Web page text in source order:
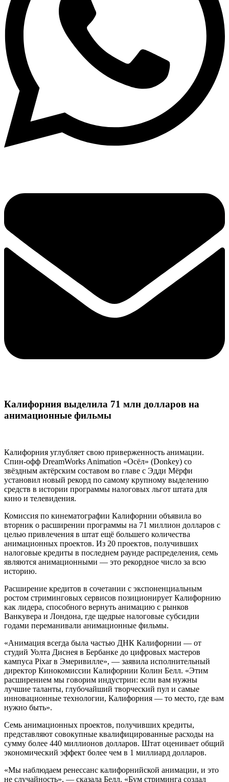
Калифорния выделила 71 млн долларов на
анимационные фильмы
Калифорния углубляет свою приверженность анимации.
Спин-офф DreamWorks Animation «Осёл» (Donkey) со
звёздным актёрским составом во главе с Эдди Мёрфи
установил новый рекорд по самому крупному выделению
средств в истории программы налоговых льгот штата для
кино и телевидения.
Комиссия по кинематографии Калифорнии объявила во
вторник о расширении программы на 71 миллион долларов с
целью привлечения в штат ещё большего количества
анимационных проектов. Из 20 проектов, получивших
налоговые кредиты в последнем раунде распределения, семь
являются анимационными — это рекордное число за всю
историю.
Расширение кредитов в сочетании с экспоненциальным
ростом стриминговых сервисов позиционирует Калифорнию
как лидера, способного вернуть анимацию с рынков
Ванкувера и Лондона, где щедрые налоговые субсидии
годами переманивали анимационные фильмы.
«Анимация всегда была частью ДНК Калифорнии — от
студий Уолта Диснея в Бербанке до цифровых мастеров
кампуса Pixar в Эмеривилле», — заявила исполнительный
директор Кинокомиссии Калифорнии Колин Белл. «Этим
расширением мы говорим индустрии: если вам нужны
лучшие таланты, глубочайший творческий пул и самые
инновационные технологии, Калифорния — то место, где вам
нужно быть».
Семь анимационных проектов, получивших кредиты,
представляют совокупные квалифицированные расходы на
сумму более 440 миллионов долларов. Штат оценивает общий
экономический эффект более чем в 1 миллиард долларов.
«Мы наблюдаем ренессанс калифорнийской анимации, и это
не случайность», — сказала Белл. «Бум стриминга создал